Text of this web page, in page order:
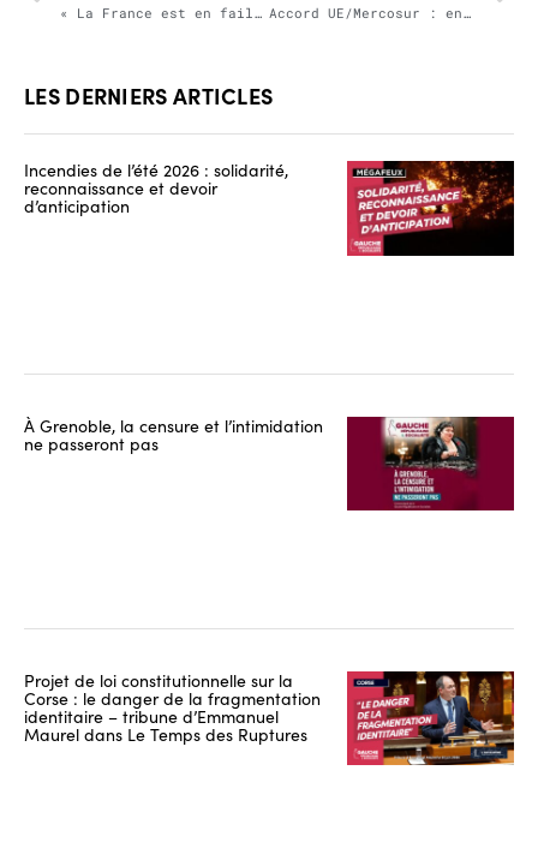
« La France est en faillite ? Mensonge, la France vit en dessous de ses moyens ! » – tribune de Mathieu Pouydesseau dans Marianne Accord UE/Mercosur : encore un mauvais coup porté aux intérêts de la France !
LES DERNIERS ARTICLES
Incendies de l’été 2026 : solidarité,
reconnaissance et devoir
d’anticipation
À Grenoble, la censure et l’intimidation
ne passeront pas
Projet de loi constitutionnelle sur la
Corse : le danger de la fragmentation
identitaire – tribune d’Emmanuel
Maurel dans Le Temps des Ruptures